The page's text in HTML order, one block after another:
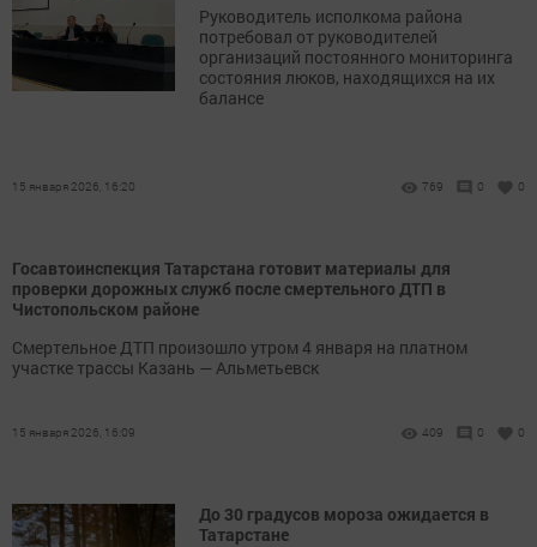
Руководитель исполкома района
потребовал от руководителей
организаций постоянного мониторинга
состояния люков, находящихся на их
балансе
15 января 2026, 16:20 769 0 0
Госавтоинспекция Татарстана готовит материалы для
проверки дорожных служб после смертельного ДТП в
Чистопольском районе
Смертельное ДТП произошло утром 4 января на платном
участке трассы Казань — Альметьевск
15 января 2026, 16:09 409 0 0
До 30 градусов мороза ожидается в
Татарстане